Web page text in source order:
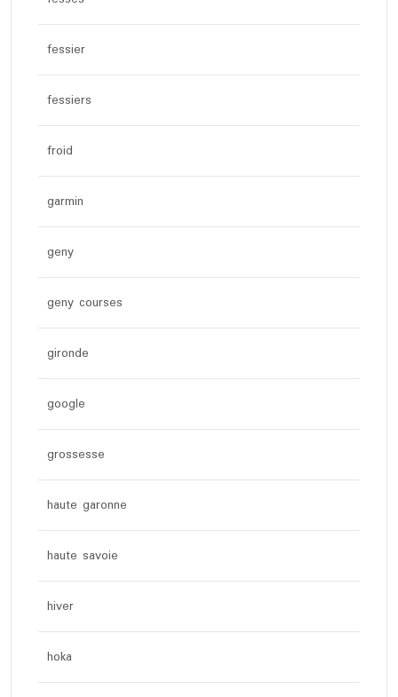
fessier
fessiers
froid
garmin
geny
geny courses
gironde
google
grossesse
haute garonne
haute savoie
hiver
hoka